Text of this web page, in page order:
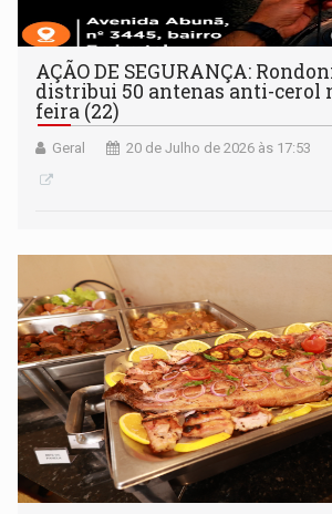
AÇÃO DE SEGURANÇA:
distribui 50 antenas anti-cerol
feira (22)
Geral 20 de Julho de 2026 às 17:53